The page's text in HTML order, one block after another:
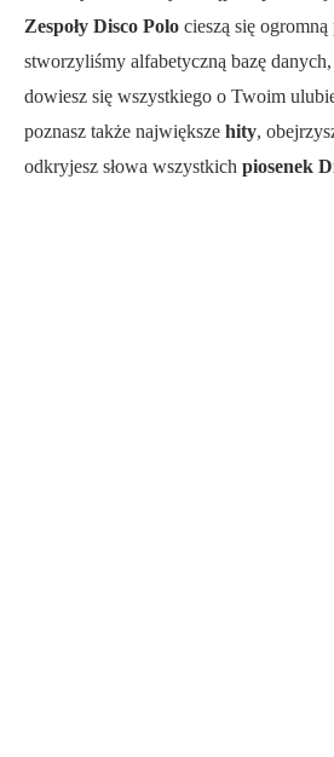
Zespoły Disco Polo cieszą się
stworzyliśmy alfabetyczną bazę
dowiesz się wszystkiego o Twoim
poznasz także największe hity,
odkryjesz słowa wszystkich piosenek